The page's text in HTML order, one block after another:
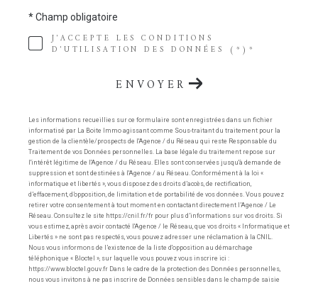
J'ACCEPTE LES CONDITIONS
D'UTILISATION DES DONNÉES (*)*
* Champ obligatoire
ENVOYER
Les informations recueillies sur ce formulaire sont enregistrées dans un fichier
informatisé par La Boite Immo agissant comme Sous-traitant du traitement pour la
gestion de la clientèle/prospects de l'Agence / du Réseau qui reste Responsable du
Traitement de vos Données personnelles. La base légale du traitement repose sur
l'intérêt légitime de l'Agence / du Réseau. Elles sont conservées jusqu'à demande de
suppression et sont destinées à l'Agence / au Réseau. Conformément à la loi «
informatique et libertés », vous disposez des droits d’accès, de rectification,
d’effacement, d’opposition, de limitation et de portabilité de vos données. Vous pouvez
retirer votre consentement à tout moment en contactant directement l’Agence / Le
Réseau. Consultez le site https://cnil.fr/fr pour plus d’informations sur vos droits. Si
vous estimez, après avoir contacté l'Agence / le Réseau, que vos droits « Informatique et
Libertés » ne sont pas respectés, vous pouvez adresser une réclamation à la CNIL.
Nous vous informons de l’existence de la liste d'opposition au démarchage
téléphonique « Bloctel », sur laquelle vous pouvez vous inscrire ici :
https://www.bloctel.gouv.fr Dans le cadre de la protection des Données personnelles,
nous vous invitons à ne pas inscrire de Données sensibles dans le champ de saisie